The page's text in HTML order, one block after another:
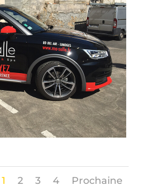
1 2 3 4 Prochaine